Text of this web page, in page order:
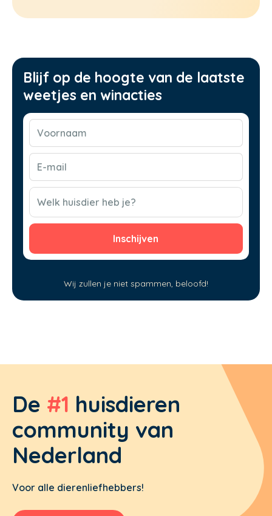
Blijf op de hoogte van de laatste
weetjes en winacties
mail
(Vereist)
CAPTCHA
Welk huisdier heb je?
Wij zullen je niet spammen, beloofd!
De #1 huisdieren
community van
Nederland
Voor alle dierenliefhebbers!